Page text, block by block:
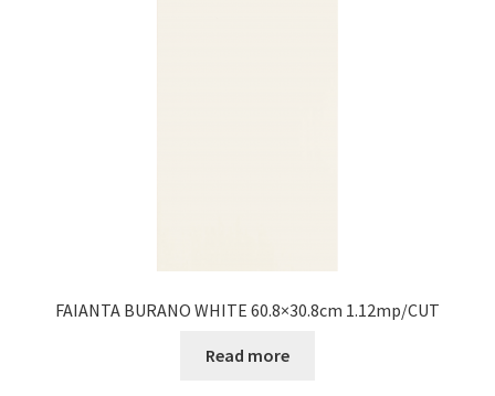
FAIANTA BURANO WHITE 60.8×30.8cm 1.12mp/CUT
Read more